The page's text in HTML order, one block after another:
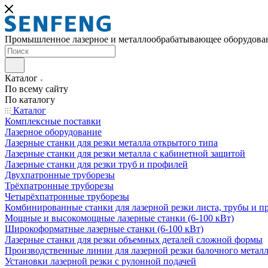
Промышленное лазерное и металлообрабатывающее
Каталог
По всему сайту
По каталогу
Каталог
Комплексные поставки
Лазерное оборудование
Лазерные станки для резки металла открытого типа
Лазерные станки для резки металла с кабинетной защитой
Лазерные станки для резки труб и профилей
Двухпатронные труборезы
Трёхпатронные труборезы
Четырёхпатронные труборезы
Комбинированные станки для лазерной резки листа, трубы и
Мощные и высокомощные лазерные станки (6-100 кВт)
Широкоформатные лазерные станки (6-100 кВт)
Лазерные станки для резки объемных деталей сложной формы
Производственные линии для лазерной резки балочного
Установки лазерной резки с рулонной подачей